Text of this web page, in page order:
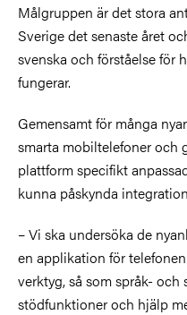
Målgruppen är det stora
Sverige det senaste året
svenska och förståelse för
fungerar.
Gemensamt för många
smarta mobiltelefoner och
plattform specifikt
kunna påskynda
– Vi ska undersöka de
en applikation för
verktyg, så som språk- och
stödfunktioner och hjälp